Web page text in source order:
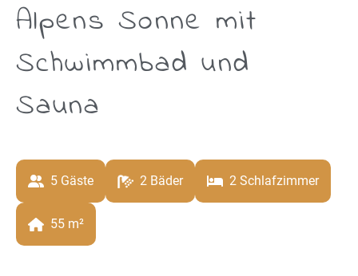
Alpens Sonne mit
Schwimmbad und
Sauna
5 Gäste 2 Bäder 2 Schlafzimmer
55 m²